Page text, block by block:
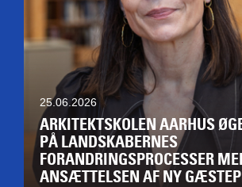
25.06.2026
ARKITEKTSKOLEN AARHUS
PÅ LANDSKABERNES
FORANDRINGSPROCESSER
ANSÆTTELSEN AF NY